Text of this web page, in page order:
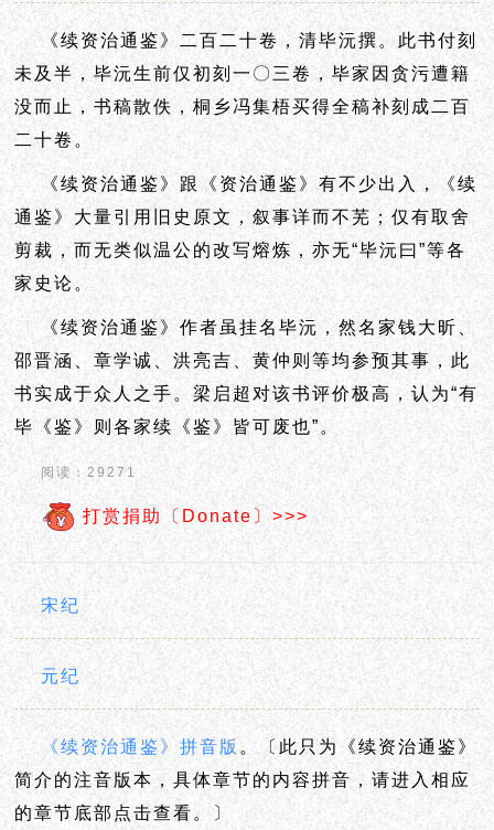
《续资治通鉴》二百二十卷，清毕沅撰。此书付刻
未及半，毕沅生前仅初刻一〇三卷，毕家因贪污遭籍
没而止，书稿散佚，桐乡冯集梧买得全稿补刻成二百
二十卷。
《续资治通鉴》跟《资治通鉴》有不少出入，《续
通鉴》大量引用旧史原文，叙事详而不芜；仅有取舍
剪裁，而无类似温公的改写熔炼，亦无“毕沅曰”等各
家史论。
《续资治通鉴》作者虽挂名毕沅，然名家钱大昕、
邵晋涵、章学诚、洪亮吉、黄仲则等均参预其事，此
书实成于众人之手。梁启超对该书评价极高，认为“有
毕《鉴》则各家续《鉴》皆可废也”。
阅读：29271
打赏捐助〔Donate〕>>>
宋纪
元纪
《续资治通鉴》拼音版 。〔此只为《续资治通鉴》
简介的注音版本，具体章节的内容拼音，请进入相应
的章节底部点击查看。〕